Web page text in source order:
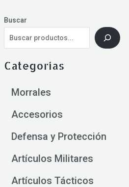
Buscar
Categorías
Morrales
Accesorios
Defensa y Protección
Artículos Militares
Artículos Tácticos